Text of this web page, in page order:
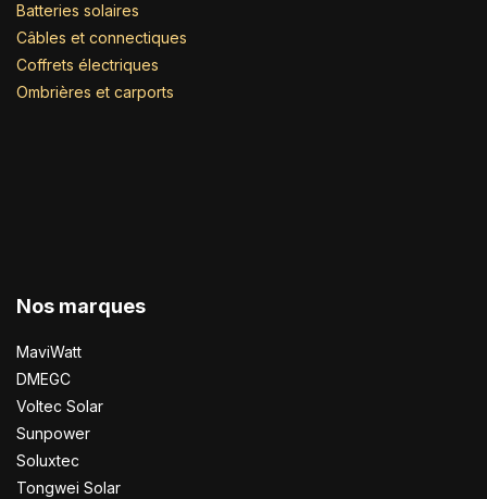
Batteries solaires
Câbles et connectiques
Coffrets électriques
Ombrières et carports
Nos marques
MaviWatt
DMEGC
Voltec Solar
Sunpower
Soluxtec
Tongwei Solar